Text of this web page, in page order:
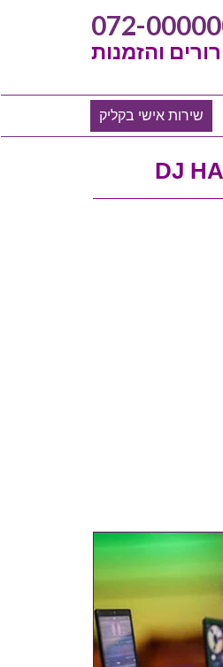
072-
והזמנות
שירות אישי בקליק